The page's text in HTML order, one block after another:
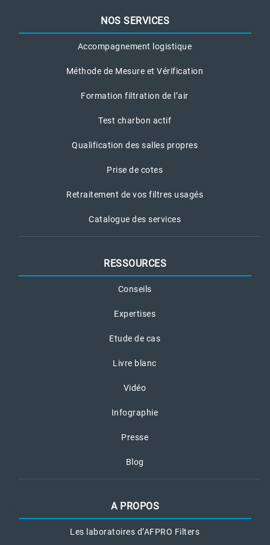
NOS SERVICES
Accompagnement logistique
Méthode de Mesure et Vérification
Formation filtration de l’air
Test charbon actif
Qualification des salles propres
Prise de cotes
Retraitement de vos filtres usagés
Catalogue des services
RESSOURCES
Conseils
Expertises
Etude de cas
Livre blanc
Vidéo
Infographie
Presse
Blog
A PROPOS
Les laboratoires d’AFPRO Filters